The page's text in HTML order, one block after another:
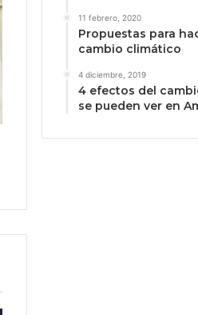
11 febrero, 2020
Propuestas para
cambio climático
4 diciembre, 2019
4 efectos del
se pueden ver en